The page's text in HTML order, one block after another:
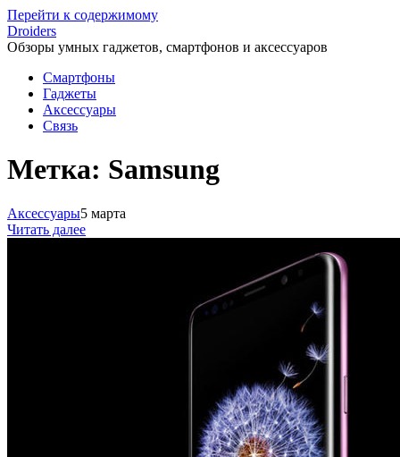
Перейти к содержимому
Droiders
Обзоры умных гаджетов, смартфонов и аксессуаров
Смартфоны
Гаджеты
Аксессуары
Связь
Метка: Samsung
Аксессуары5 марта
Читать далее